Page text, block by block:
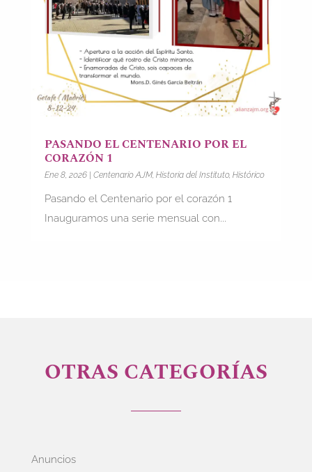
PASANDO EL CENTENARIO POR EL
CORAZÓN 1
Ene 8, 2026| Centenario AJM, Historia del Instituto, Histórico
Pasando el Centenario por el corazón 1
Inauguramos una serie mensual con...
OTRAS CATEGORÍAS
Anuncios